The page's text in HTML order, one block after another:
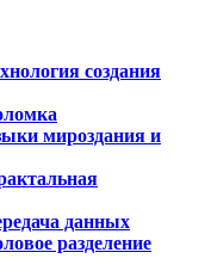
создания
мироздания и
данных
разделение